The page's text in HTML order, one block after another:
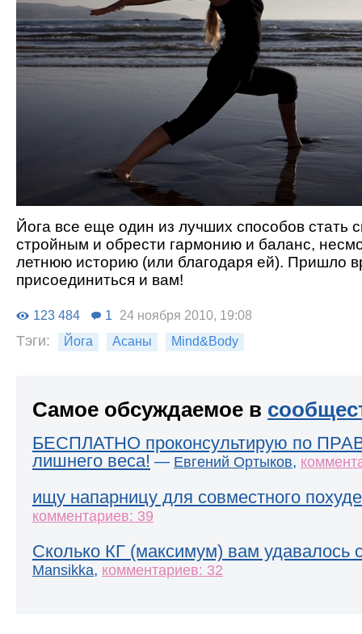
Йога все еще один из лучших способов стать
стройным и обрести гармонию и баланс,
летнюю историю (или благодаря ей). Пришло
присоединиться и вам!
123 484 1 24 ноября 2010, 19:08
Тэги: Йога Асаны Mind&Body
Самое обсуждаемое в
БЕСПЛАТНО проконсультирую по
лишнего веса! — Евгений Ортыков,
ищу напарницу для совместного
комментариев: 39
Сколько КГ (максимум) вам удавалось
Mansikka, комментариев: 32